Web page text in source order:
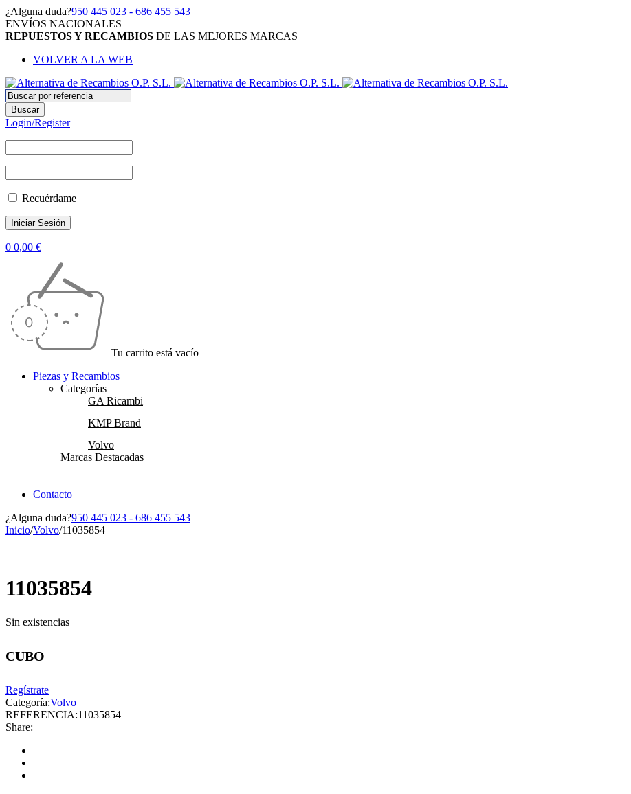
¿Alguna duda?950 445 023 - 686 455 543
ENVÍOS NACIONALES
REPUESTOS Y RECAMBIOS DE LAS MEJORES MARCAS
VOLVER A LA WEB
Login/Register
Recuérdame
0 0,00 €
Tu carrito está vacío
Piezas y Recambios
Categorías
GA Ricambi
KMP Brand
Volvo
Marcas Destacadas
Contacto
¿Alguna duda?950 445 023 - 686 455 543
Inicio/Volvo/11035854
11035854
Sin existencias
CUBO
Regístrate
Categoría:Volvo
REFERENCIA:11035854
Share: